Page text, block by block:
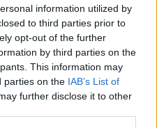
information utilized by
to third parties prior to
opt-out of the further
by third parties on the
This information may
parties on the IAB’s List of
further disclose it to other